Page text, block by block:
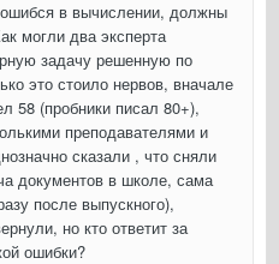
в вычислении, должны
могли два эксперта
задачу решенную по
это стоило нервов, вначале
58 (пробники писал 80+),
преподавателями и
сказали , что сняли
документов в школе, сама
после выпускного),
но кто ответит за
ошибки?